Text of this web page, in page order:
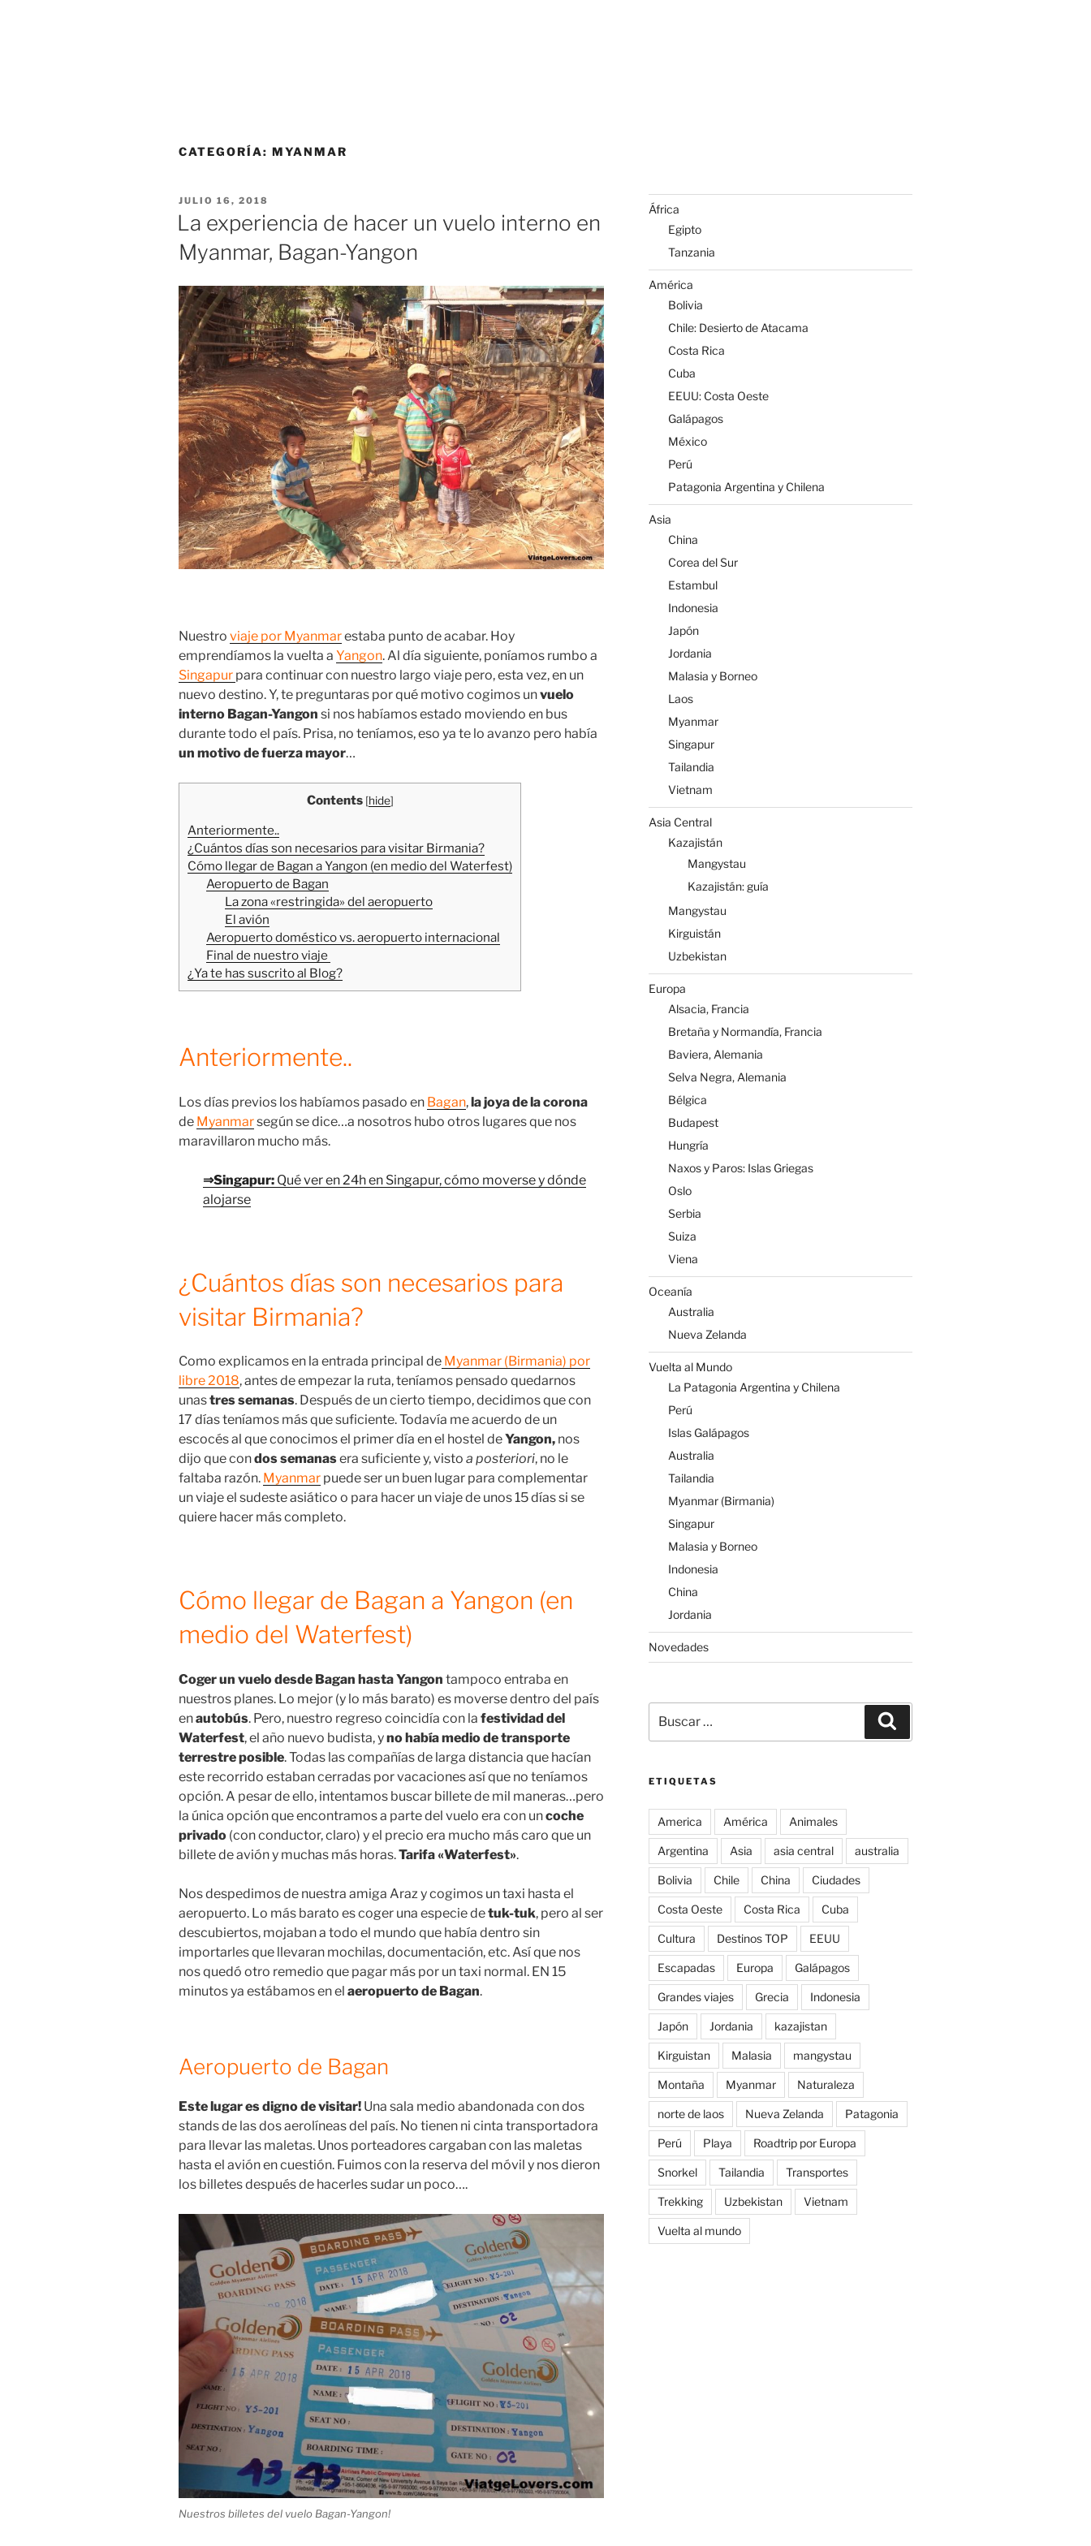
CATEGORÍA: MYANMAR
PUBLICADO
EL
JULIO 16, 2018
La experiencia de hacer un vuelo interno en
Myanmar, Bagan-Yangon
Nuestro viaje por Myanmarestaba punto de acabar. Hoy
emprendíamos la vuelta a Yangon. Al día siguiente, poníamos rumbo a
Singapur para continuar con nuestro largo viaje pero, esta vez, en un
nuevo destino. Y, te preguntaras por qué motivo cogimos unvuelo
interno Bagan-Yangon si nos habíamos estado moviendo en bus
durante todo el país. Prisa, no teníamos, eso ya te lo avanzo pero había
un motivo de fuerza mayor…
Contents [hide]
Anteriormente..
¿Cuántos días son necesarios para visitar Birmania?
Cómo llegar de Bagan a Yangon (en medio del Waterfest)
Aeropuerto de Bagan
La zona «restringida» del aeropuerto
El avión
Aeropuerto doméstico vs. aeropuerto internacional
Final de nuestro viaje
¿Ya te has suscrito al Blog?
Anteriormente..
Los días previos los habíamos pasado en Bagan,la joya de la corona
de Myanmarsegún se dice…a nosotros hubo otros lugares que nos
maravillaron mucho más.
⇒Singapur: Qué ver en 24h en Singapur, cómo moverse y dónde
alojarse
¿Cuántos días son necesarios para
visitar Birmania?
Como explicamos en la entrada principal de Myanmar (Birmania) por
libre 2018, antes de empezar la ruta, teníamos pensado quedarnos
unastres semanas. Después de un cierto tiempo, decidimos que con
17 días teníamos más que suficiente. Todavía me acuerdo de un
escocés al que conocimos el primer día en el hostel deYangon, nos
dijo que condos semanasera suficiente y, visto a posteriori, no le
faltaba razón. Myanmar puede ser un buen lugar para complementar
un viaje el sudeste asiático o para hacer un viaje de unos 15 días si se
quiere hacer más completo.
Cómo llegar de Bagan a Yangon (en
medio del Waterfest)
Coger un vuelo desde Bagan hasta Yangon tampoco entraba en
nuestros planes. Lo mejor (y lo más barato) es moverse dentro del país
enautobús. Pero, nuestro regreso coincidía con la festividad del
Waterfest, el año nuevo budista, yno había medio de transporte
terrestre posible. Todas las compañías de larga distancia que hacían
este recorrido estaban cerradas por vacaciones así que no teníamos
opción. A pesar de ello, intentamos buscar billete de mil maneras…pero
la única opción que encontramos a parte del vuelo era con uncoche
privado (con conductor, claro) y el precio era mucho más caro que un
billete de avión y muchas más horas.Tarifa «Waterfest».
Nos despedimos de nuestra amiga Araz y cogimos un taxi hasta el
aeropuerto. Lo más barato es coger una especie detuk-tuk, pero al ser
descubiertos, mojaban a todo el mundo que había dentro sin
importarles que llevaran mochilas, documentación, etc. Así que nos
nos quedó otro remedio que pagar más por un taxi normal. EN 15
minutos ya estábamos en el aeropuerto de Bagan.
Aeropuerto de Bagan
Este lugar es digno de visitar! Una sala medio abandonada con dos
stands de las dos aerolíneas del país. No tienen ni cinta transportadora
para llevar las maletas. Unos porteadores cargaban con las maletas
hasta el avión en cuestión. Fuimos con la reserva del móvil y nos dieron
los billetes después de hacerles sudar un poco….
Nuestros billetes del vuelo Bagan-Yangon!
África
Egipto
Tanzania
América
Bolivia
Chile: Desierto de Atacama
Costa Rica
Cuba
EEUU: Costa Oeste
Galápagos
México
Perú
Patagonia Argentina y Chilena
Asia
China
Corea del Sur
Estambul
Indonesia
Japón
Jordania
Malasia y Borneo
Laos
Myanmar
Singapur
Tailandia
Vietnam
Asia Central
Kazajistán
Mangystau
Kazajistán: guía
Mangystau
Kirguistán
Uzbekistan
Europa
Alsacia, Francia
Bretaña y Normandía, Francia
Baviera, Alemania
Selva Negra, Alemania
Bélgica
Budapest
Hungría
Naxos y Paros: Islas Griegas
Oslo
Serbia
Suiza
Viena
Oceanía
Australia
Nueva Zelanda
Vuelta al Mundo
La Patagonia Argentina y Chilena
Perú
Islas Galápagos
Australia
Tailandia
Myanmar (Birmania)
Singapur
Malasia y Borneo
Indonesia
China
Jordania
Novedades
por:
ETIQUETAS
America América Animales
Argentina Asia asia central australia
Bolivia Chile China Ciudades
Costa Oeste Costa Rica Cuba
Cultura Destinos TOP EEUU
Escapadas Europa Galápagos
Grandes viajes Grecia Indonesia
Japón Jordania kazajistan
Kirguistan Malasia mangystau
Montaña Myanmar Naturaleza
norte de laos Nueva Zelanda Patagonia
Perú Playa Roadtrip por Europa
Snorkel Tailandia Transportes
Trekking Uzbekistan Vietnam
Vuelta al mundo